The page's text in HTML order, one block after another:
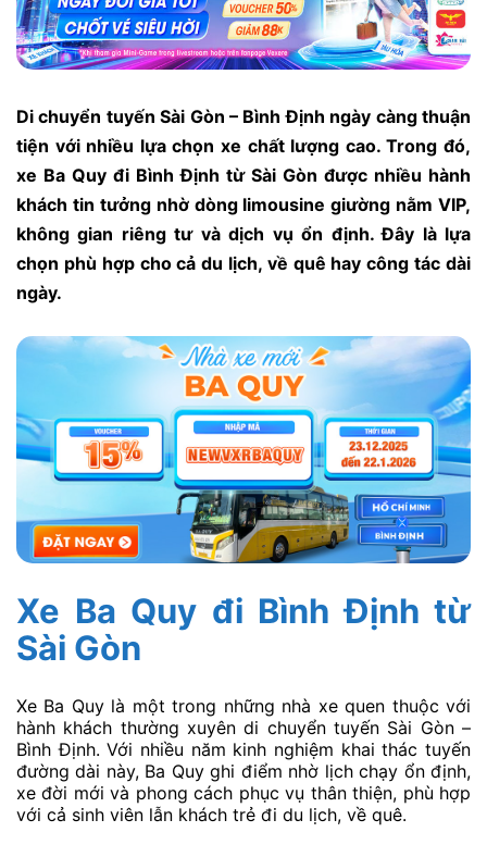
Di chuyển tuyến Sài Gòn – Bình Định ngày càng thuận
tiện với nhiều lựa chọn xe chất lượng cao. Trong đó,
xe Ba Quy đi Bình Định từ Sài Gòn được nhiều hành
khách tin tưởng nhờ dòng limousine giường nằm VIP,
không gian riêng tư và dịch vụ ổn định. Đây là lựa
chọn phù hợp cho cả du lịch, về quê hay công tác dài
ngày.
Xe Ba Quy đi Bình Định từ
Sài Gòn
Xe Ba Quy là một trong những nhà xe quen thuộc với
hành khách thường xuyên di chuyển tuyến Sài Gòn –
Bình Định. Với nhiều năm kinh nghiệm khai thác tuyến
đường dài này, Ba Quy ghi điểm nhờ lịch chạy ổn định,
xe đời mới và phong cách phục vụ thân thiện, phù hợp
với cả sinh viên lẫn khách trẻ đi du lịch, về quê.